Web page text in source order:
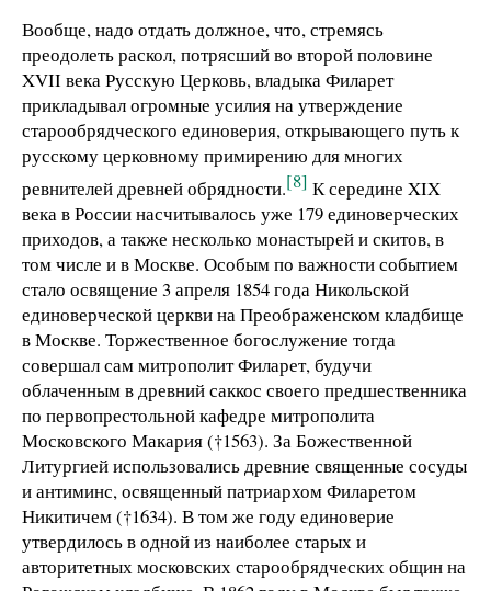
Вообще, надо отдать должное, что, стремясь
преодолеть раскол, потрясший во второй половине
XVII века Русскую Церковь, владыка Филарет
прикладывал огромные усилия на утверждение
старообрядческого единоверия, открывающего путь к
русскому церковному примирению для многих
ревнителей древней обрядности.[8] К середине XIX
века в России насчитывалось уже 179 единоверческих
приходов, а также несколько монастырей и скитов, в
том числе и в Москве. Особым по важности событием
стало освящение 3 апреля 1854 года Никольской
единоверческой церкви на Преображенском кладбище
в Москве. Торжественное богослужение тогда
совершал сам митрополит Филарет, будучи
облаченным в древний саккос своего предшественника
по первопрестольной кафедре митрополита
Московского Макария (†1563). За Божественной
Литургией использовались древние священные сосуды
и антиминс, освященный патриархом Филаретом
Никитичем (†1634). В том же году единоверие
утвердилось в одной из наиболее старых и
авторитетных московских старообрядческих общин на